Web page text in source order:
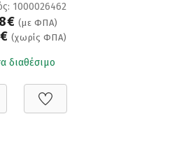
1000026462
(με ΦΠΑ)
(χωρίς ΦΠΑ)
διαθέσιμο